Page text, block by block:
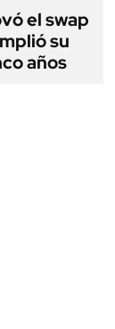
el swap
su
años